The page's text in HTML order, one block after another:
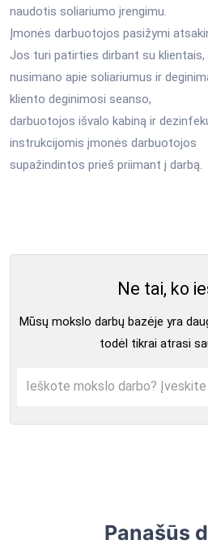
naudotis soliariumo įrengimu.
Įmonės darbuotojos pasižymi
Jos turi patirties dirbant su klientais,
nusimano apie soliariumus ir
kliento deginimosi seanso,
darbuotojos išvalo kabiną ir
instrukcijomis įmonės darbuotojos
supažindintos prieš priimant į darbą.
Ne tai, ko
Mūsų mokslo darbų bazėje yra
todėl tikrai atrasi
Panašūs